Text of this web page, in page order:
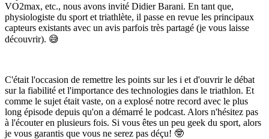
VO2max, etc., nous avons invité Didier Barani. En tant que,
physiologiste du sport et triathlète, il passe en revue les principaux
capteurs existants avec un avis parfois très partagé (je vous laisse
découvrir). 😅
C'était l'occasion de remettre les points sur les i et d'ouvrir le débat
sur la fiabilité et l'importance des technologies dans le triathlon. Et
comme le sujet était vaste, on a explosé notre record avec le plus
long épisode depuis qu'on a démarré le podcast. Alors n'hésitez pas
à l'écouter en plusieurs fois. Si vous êtes un peu geek du sport, alors
je vous garantis que vous ne serez pas déçu! 🤓